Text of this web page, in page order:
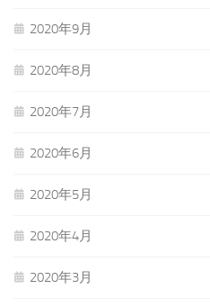
2020年9月
2020年8月
2020年7月
2020年6月
2020年5月
2020年4月
2020年3月